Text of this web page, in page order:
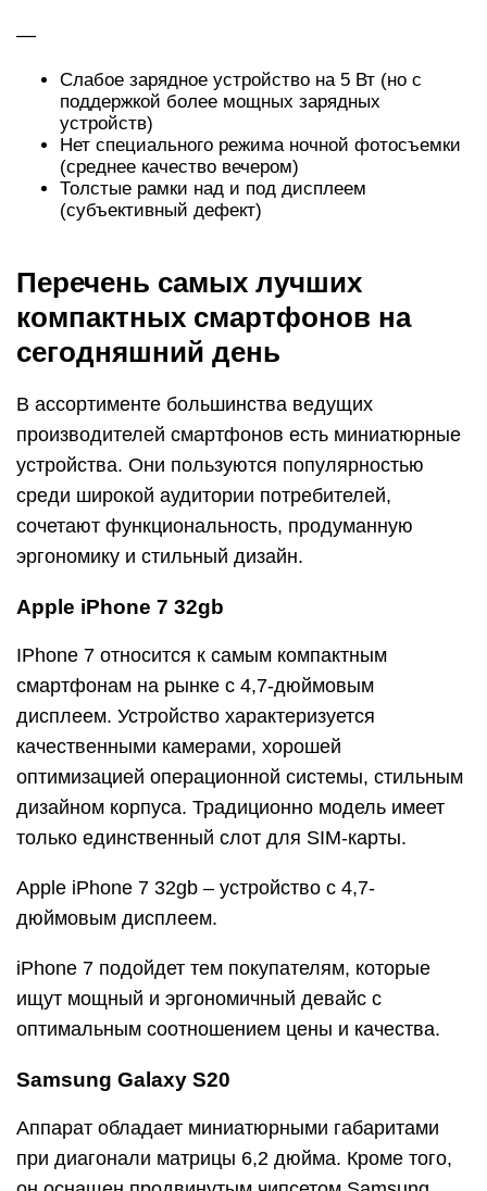
—
Слабое зарядное устройство на 5 Вт (но с
поддержкой более мощных зарядных
устройств)
Нет специального режима ночной фотосъемки
(среднее качество вечером)
Толстые рамки над и под дисплеем
(субъективный дефект)
Перечень самых лучших
компактных смартфонов на
сегодняшний день
В ассортименте большинства ведущих
производителей смартфонов есть миниатюрные
устройства. Они пользуются популярностью
среди широкой аудитории потребителей,
сочетают функциональность, продуманную
эргономику и стильный дизайн.
Apple iPhone 7 32gb
IPhone 7 относится к самым компактным
смартфонам на рынке с 4,7-дюймовым
дисплеем. Устройство характеризуется
качественными камерами, хорошей
оптимизацией операционной системы, стильным
дизайном корпуса. Традиционно модель имеет
только единственный слот для SIM-карты.
Apple iPhone 7 32gb – устройство с 4,7-
дюймовым дисплеем.
iPhone 7 подойдет тем покупателям, которые
ищут мощный и эргономичный девайс с
оптимальным соотношением цены и качества.
Samsung Galaxy S20
Аппарат обладает миниатюрными габаритами
при диагонали матрицы 6,2 дюйма. Кроме того,